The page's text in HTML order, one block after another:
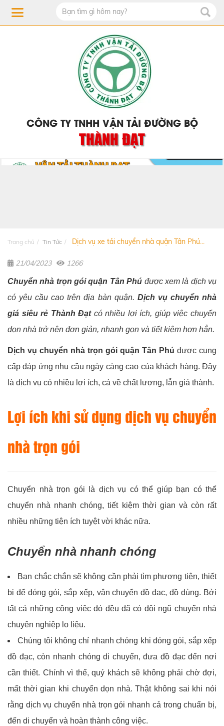
CÔNG TY TNHH VẬN TẢI ĐƯỜNG BỘ
THÀNH ĐẠT
Trang chủ Tin Tức Dịch vụ xe tải chuyển nhà quận Tân Phú...
21/04/2023 1266
Chuyển nhà trọn gói quận Tân Phú được xem là dịch vụ
có yêu cầu cao trên địa bàn quận. Dịch vụ chuyển nhà
giá siêu rẻ Thành Đạt có nhiều lợi ích, giúp việc chuyển
dọn nhà trở nên đơn giản, nhanh gọn và tiết kiệm hơn hẳn.
Dịch vụ chuyển nhà trọn gói quận Tân Phú được cung
cấp đáp ứng nhu cầu ngày càng cao của khách hàng. Đây
là dịch vụ có nhiều lợi ích, cả về chất lượng, lẫn giá thành.
Lợi ích khi sử dụng dịch vụ chuyển
nhà trọn gói
Chuyển nhà trọn gói là dịch vụ có thể giúp bạn có thể
chuyển nhà nhanh chóng, tiết kiệm thời gian và còn rất
nhiều những tiện ích tuyệt vời khác nữa.
Chuyển nhà nhanh chóng
Bạn chắc chắn sẽ không cần phải tìm phương tiện, thiết
bị để đóng gói, sắp xếp, vận chuyển đồ đạc, đồ dùng. Bởi
tất cả những công việc đó đều đã có đội ngũ chuyển nhà
chuyên nghiệp lo liệu.
Chúng tôi không chỉ nhanh chóng khi đóng gói, sắp xếp
đồ đạc, còn nhanh chóng di chuyển, đưa đồ đạc đến nơi
cần thiết. Chính vì thế, quý khách sẽ không phải chờ đợi,
mất thời gian khi chuyển dọn nhà. Thật không sai khi nói
rằng dịch vụ chuyển nhà trọn gói nhanh cả trong chuẩn bị,
đến di chuyển và hoàn thành công việc.